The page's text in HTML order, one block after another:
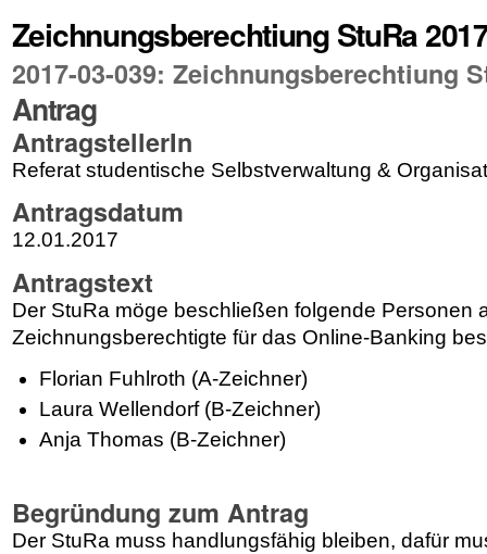
Zeichnungsberechtiung StuRa
2017-03-039: Zeichnungsberechtiung
Antrag
AntragstellerIn
Referat studentische Selbstverwaltung &
Antragsdatum
12.01.2017
Antragstext
Der StuRa möge beschließen folgende Personen
Zeichnungsberechtigte für das Online-Banking
Florian Fuhlroth (A-Zeichner)
Laura Wellendorf (B-Zeichner)
Anja Thomas (B-Zeichner)
Begründung zum Antrag
Der StuRa muss handlungsfähig bleiben, dafür